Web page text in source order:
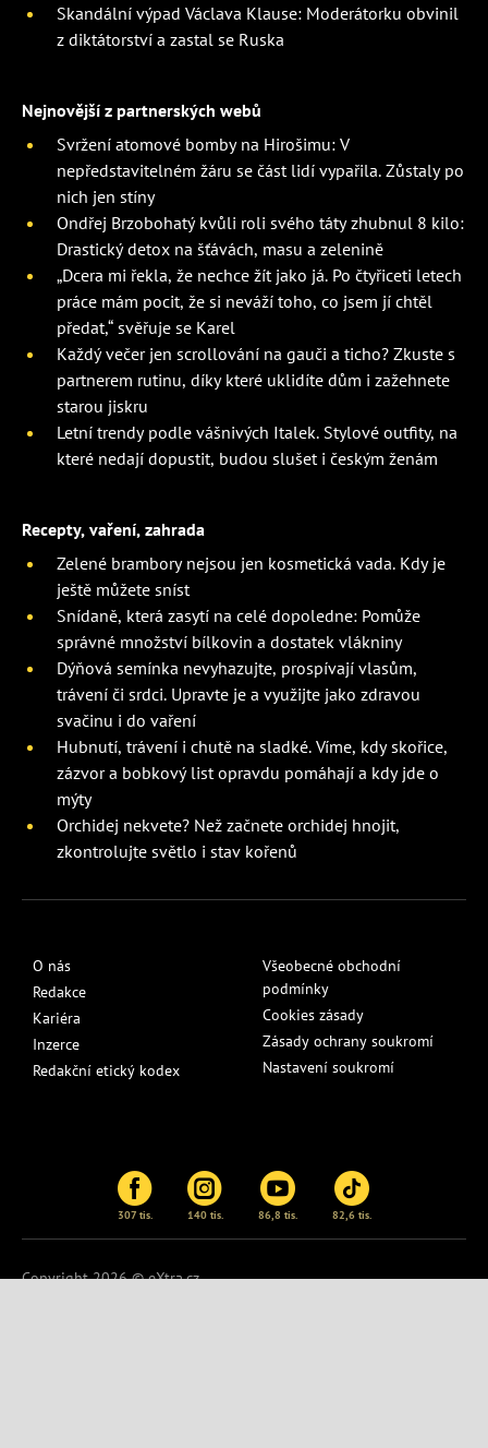
Skandální výpad Václava Klause: Moderátorku obvinil
z diktátorství a zastal se Ruska
Nejnovější z partnerských webů
Svržení atomové bomby na Hirošimu: V
nepředstavitelném žáru se část lidí vypařila. Zůstaly po
nich jen stíny
Ondřej Brzobohatý kvůli roli svého táty zhubnul 8 kilo:
Drastický detox na šťávách, masu a zelenině
„Dcera mi řekla, že nechce žít jako já. Po čtyřiceti letech
práce mám pocit, že si neváží toho, co jsem jí chtěl
předat,“ svěřuje se Karel
Každý večer jen scrollování na gauči a ticho? Zkuste s
partnerem rutinu, díky které uklidíte dům i zažehnete
starou jiskru
Letní trendy podle vášnivých Italek. Stylové outfity, na
které nedají dopustit, budou slušet i českým ženám
Recepty, vaření, zahrada
Zelené brambory nejsou jen kosmetická vada. Kdy je
ještě můžete sníst
Snídaně, která zasytí na celé dopoledne: Pomůže
správné množství bílkovin a dostatek vlákniny
Dýňová semínka nevyhazujte, prospívají vlasům,
trávení či srdci. Upravte je a využijte jako zdravou
svačinu i do vaření
Hubnutí, trávení i chutě na sladké. Víme, kdy skořice,
zázvor a bobkový list opravdu pomáhají a kdy jde o
mýty
Orchidej nekvete? Než začnete orchidej hnojit,
zkontrolujte světlo i stav kořenů
O nás
Redakce
Kariéra
Inzerce
Redakční etický kodex
Všeobecné obchodní
podmínky
Cookies zásady
Zásady ochrany soukromí
Nastavení soukromí
307 tis. 140 tis. 86,8 tis. 82,6 tis.
Copyright 2026 © eXtra.cz